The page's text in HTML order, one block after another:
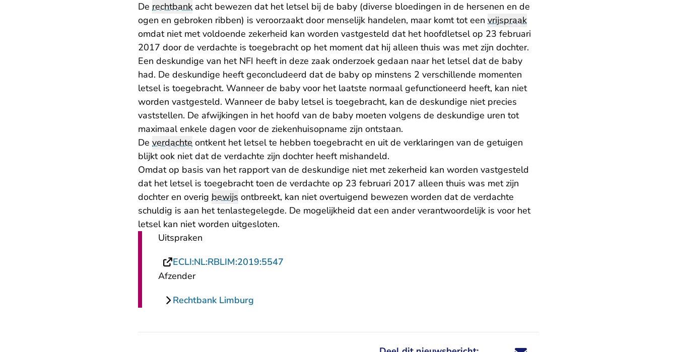
De rechtbank acht bewezen dat het letsel bij de baby (diverse bloedingen in de hersenen en de
ogen en gebroken ribben) is veroorzaakt door menselijk handelen, maar komt tot een vrijspraak
omdat niet met voldoende zekerheid kan worden vastgesteld dat het hoofdletsel op 23 februari
2017 door de verdachte is toegebracht op het moment dat hij alleen thuis was met zijn dochter.
Een deskundige van het NFI heeft in deze zaak onderzoek gedaan naar het letsel dat de baby
had. De deskundige heeft geconcludeerd dat de baby op minstens 2 verschillende momenten
letsel is toegebracht. Wanneer de baby voor het laatste normaal gefunctioneerd heeft, kan niet
worden vastgesteld. Wanneer de baby letsel is toegebracht, kan de deskundige niet precies
vaststellen. De afwijkingen in het hoofd van de baby moeten volgens de deskundige uren tot
maximaal enkele dagen voor de ziekenhuisopname zijn ontstaan.
De verdachte ontkent het letsel te hebben toegebracht en uit de verklaringen van de getuigen
blijkt ook niet dat de verdachte zijn dochter heeft mishandeld.
Omdat op basis van het rapport van de deskundige niet met zekerheid kan worden vastgesteld
dat het letsel is toegebracht toen de verdachte op 23 februari 2017 alleen thuis was met zijn
dochter en overig bewijs ontbreekt, kan niet overtuigend bewezen worden dat de verdachte
schuldig is aan het tenlastegelegde. De mogelijkheid dat een ander verantwoordelijk is voor het
letsel kan niet worden uitgesloten.
Uitspraken
ECLI:NL:RBLIM:2019:5547
Afzender
Rechtbank Limburg